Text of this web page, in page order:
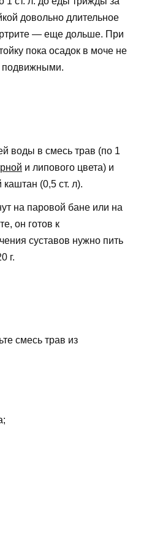
довольно длительное
— еще дольше. При
пока осадок в моче не
подвижными.
воды в смесь трав (по 1
и липового цвета) и
(0,5 ст. л).
на паровой бане или на
он готов к
суставов нужно пить
г.
смесь трав из